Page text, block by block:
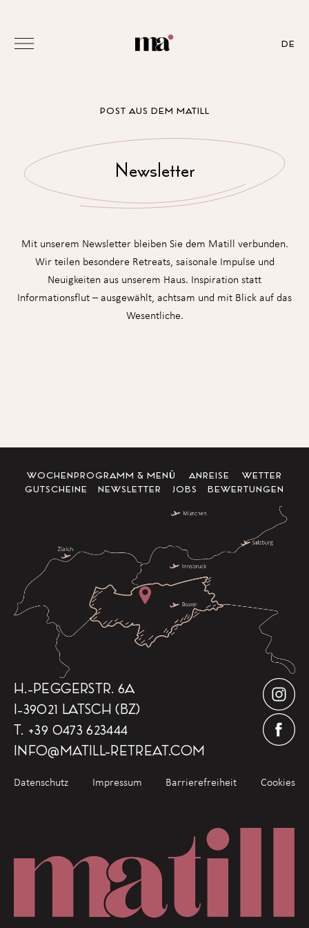
DE
POST AUS DEM MATILL
Newsletter
Mit unserem Newsletter bleiben Sie dem Matill verbunden.
Wir teilen besondere Retreats, saisonale Impulse und
Neuigkeiten aus unserem Haus. Inspiration statt
Informationsflut – ausgewählt, achtsam und mit Blick auf das
Wesentliche.
WOCHENPROGRAMM & MENÜ ANREISE
WETTER
GUTSCHEINE
NEWSLETTER JOBS BEWERTUNGEN
H.-PEGGERSTR. 6A
I-39021 LATSCH (BZ)
T. +39 0473 623444
INFO@MATILL-RETREAT.COM
Datenschutz Impressum Barrierefreiheit Cookies